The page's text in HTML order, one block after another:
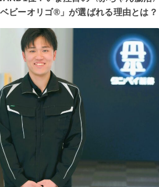
ビーオリゴ®」が選ばれる理由とは？